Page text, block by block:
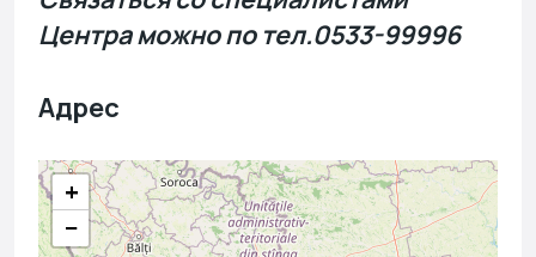
Центра можно по тел.0533-99996
Адрес
+
−